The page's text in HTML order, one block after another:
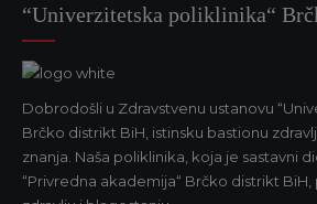
“Univerzitetska poliklinika“
Dobrodošli u Zdravstvenu ustanovu
Brčko distrikt BiH, istinsku bastionu
znanja. Naša poliklinika, koja je sastavni
“Privredna akademija“ Brčko distrikt